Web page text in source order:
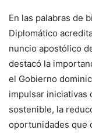
En las palabras de
Diplomático
nuncio apostólico
destacó la
el Gobierno
impulsar iniciativas
sostenible, la
oportunidades que